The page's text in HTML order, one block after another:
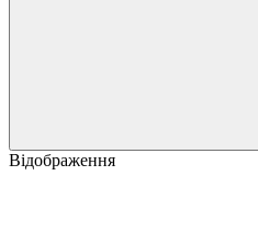
Відображення